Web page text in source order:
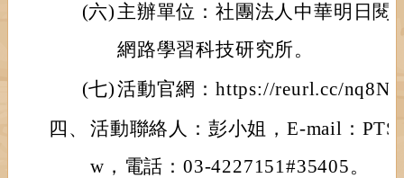
(六) 主辦單位：社團法人中華明日閱
網路學習科技研究所。
(七)活動官網：https://reurl.cc/
四、 活動聯絡人：彭小姐，E-mail：
w，電話：03-4227151#35405。